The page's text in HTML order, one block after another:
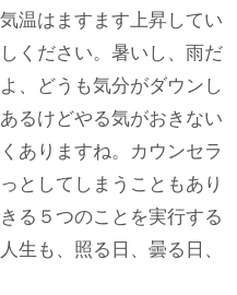
温はますます上昇してい
ください。暑いし、雨だ
、どうも気分がダウンし
るけどやる気がおきない
ありますね。カウンセラ
としてしまうこともあり
る５つのことを実行する
生も、照る日、曇る日、